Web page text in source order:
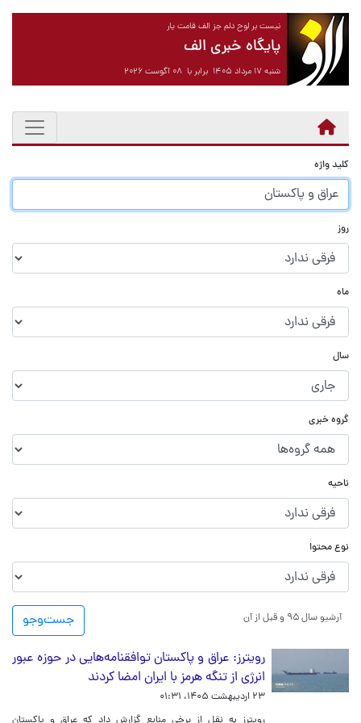
نیست بر لوح دلم جز الف قامت یار
پایگاه خبری الف
شنبه ۱۷ مرداد ۱۴۰۵ برابر با ۰۸ آگوست ۲۰۲۶
کلید واژه
روز
ماه
سال
گروه خبری
ناحیه
نوع محتوا
جست‌و‌جو آرشیو سال ۹۵ و قبل از آن
رویترز: عراق و پاکستان توافقنامه‌هایی در حوزه عبور
انرژی از تنگه هرمز با ایران امضا کردند
۲۳ اردیبهشت ۱۴۰۵، ۰۱:۳۱